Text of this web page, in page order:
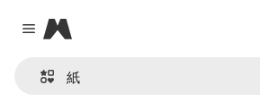
Close menu
Magnific